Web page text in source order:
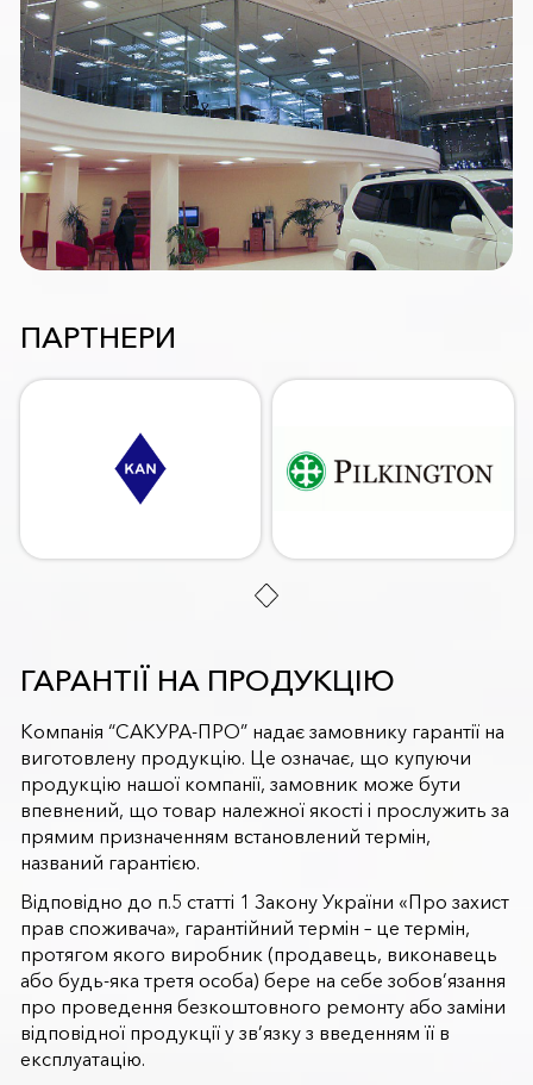
ПАРТНЕРИ
ГАРАНТІЇ НА ПРОДУКЦІЮ
Компанія “САКУРА-ПРО” надає замовнику гарантії на
виготовлену продукцію. Це означає, що купуючи
продукцію нашої компанії, замовник може бути
впевнений, що товар належної якості і прослужить за
прямим призначенням встановлений термін,
названий гарантією.
Відповідно до п.5 статті 1 Закону України «Про захист
прав споживача», гарантійний термін – це термін,
протягом якого виробник (продавець, виконавець
або будь-яка третя особа) бере на себе зобов’язання
про проведення безкоштовного ремонту або заміни
відповідної продукції у зв’язку з введенням її в
експлуатацію.